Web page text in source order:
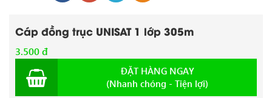
Cáp đồng trục UNISAT 1 lớp 305m
3.500 đ
ĐẶT HÀNG NGAY
(Nhanh chóng - Tiện lợi)